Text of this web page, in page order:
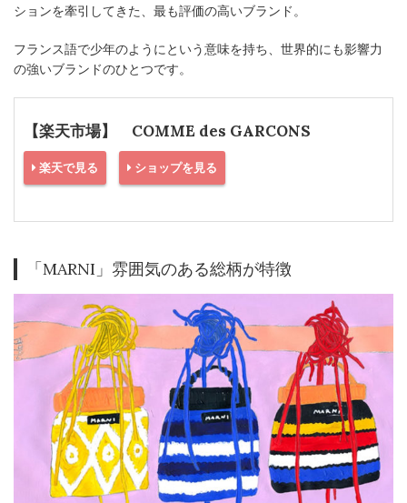
ションを牽引してきた、最も評価の高いブランド。
フランス語で少年のようにという意味を持ち、世界的にも影響力
の強いブランドのひとつです。
【楽天市場】 COMME des GARCONS
楽天で見る ショップを見る
「MARNI」雰囲気のある総柄が特徴